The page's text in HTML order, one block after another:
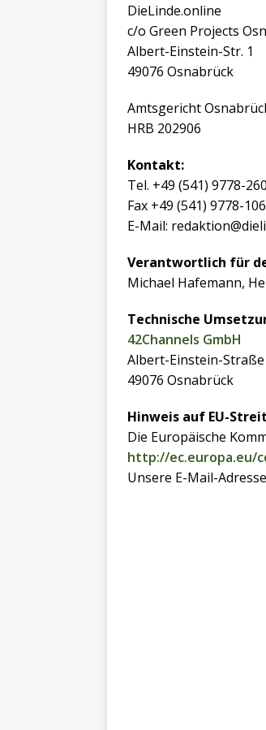
DieLinde.online
c/o Green Projects
Albert-Einstein-Str. 1
49076 Osnabrück
Amtsgericht
HRB 202906
Kontakt:
Tel. +49 (541) 9778-260
Fax +49 (541) 9778-106
E-Mail:
Verantwortlich für
Michael Hafemann,
Technische
42Channels GmbH
Albert-Einstein-Straße
49076 Osnabrück
Hinweis auf EU-
Die Europäische
http://ec.europa.eu/
Unsere E-Mail-